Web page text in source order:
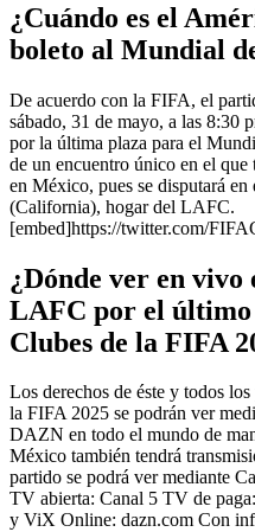
¿Cuándo es el
boleto al Mundial
De acuerdo con la FIFA, el
sábado, 31 de mayo, a las 8:30
por la última plaza para el
de un encuentro único en el
en México, pues se disputará
(California), hogar del LAFC.
[embed]https://twitter.com/
¿Dónde ver en
LAFC por el
Clubes de la FIFA
Los derechos de éste y todos
la FIFA 2025 se podrán ver
DAZN en todo el mundo de
México también tendrá
partido se podrá ver mediante
TV abierta: Canal 5 TV de
y ViX Online: dazn.com Con